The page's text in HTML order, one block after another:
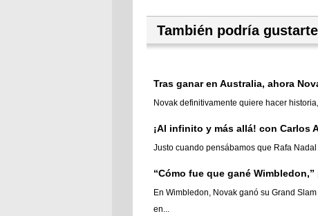
También podría gustarte
Tras ganar en Australia, ahora
Novak definitivamente quiere hacer
¡Al infinito y más allá! con Carlos
Justo cuando pensábamos que Rafa
“Cómo fue que gané
En Wimbledon, Novak ganó su Grand
en...